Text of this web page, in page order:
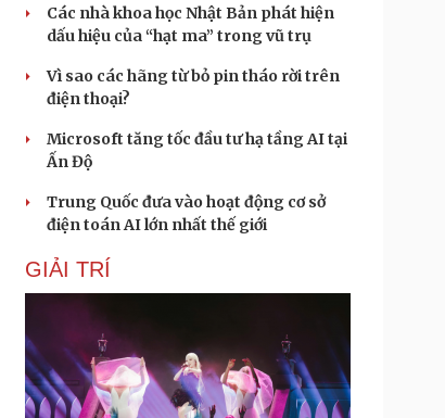
Các nhà khoa học Nhật Bản phát hiện
dấu hiệu của “hạt ma” trong vũ trụ
Vì sao các hãng từ bỏ pin tháo rời trên
điện thoại?
Microsoft tăng tốc đầu tư hạ tầng AI tại
Ấn Độ
Trung Quốc đưa vào hoạt động cơ sở
điện toán AI lớn nhất thế giới
GIẢI TRÍ